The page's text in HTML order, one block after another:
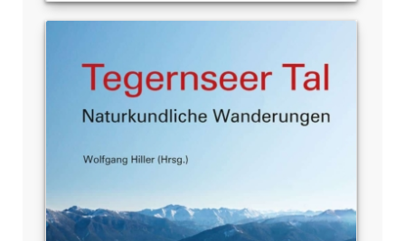
90,00 € 70,00 €.